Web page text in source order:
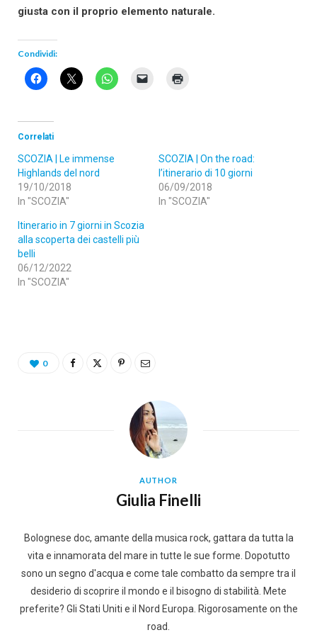
giusta con il proprio elemento naturale.
Condividi:
Correlati
SCOZIA | Le immense
Highlands del nord
19/10/2018
In "SCOZIA"
SCOZIA | On the road:
l’itinerario di 10 giorni
06/09/2018
In "SCOZIA"
Itinerario in 7 giorni in Scozia
alla scoperta dei castelli più
belli
06/12/2022
In "SCOZIA"
0
AUTHOR
Giulia Finelli
Bolognese doc, amante della musica rock, gattara da tutta la
vita e innamorata del mare in tutte le sue forme. Dopotutto
sono un segno d'acqua e come tale combatto da sempre tra il
desiderio di scoprire il mondo e il bisogno di stabilità. Mete
preferite? Gli Stati Uniti e il Nord Europa. Rigorosamente on the
road.